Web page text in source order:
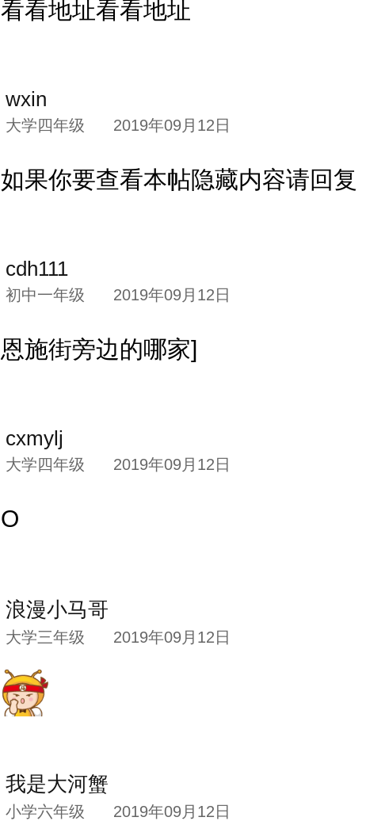
看看地址看看地址
wxin
大学四年级 2019年09月12日
如果你要查看本帖隐藏内容请回复
cdh111
初中一年级 2019年09月12日
恩施街旁边的哪家]
cxmylj
大学四年级 2019年09月12日
O
浪漫小马哥
大学三年级 2019年09月12日
我是大河蟹
小学六年级 2019年09月12日